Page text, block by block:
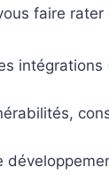
faire